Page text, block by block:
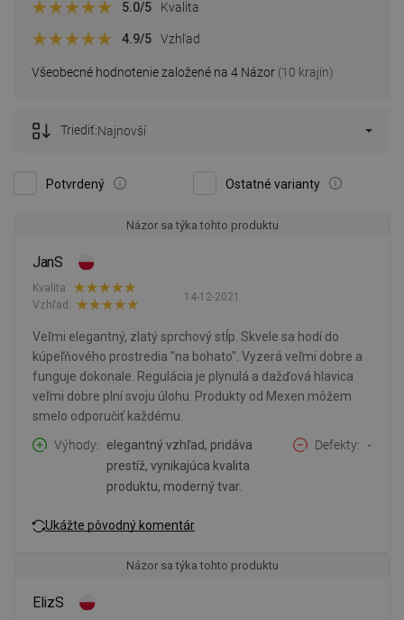
Všeobecné hodnotenie založené na 4 Názor (10 krajín)
5.0/5 Kvalita
4.9/5 Vzhľad
Potvrdený Ostatné varianty
Triediť:Najnovší
Názor sa týka tohto produktu
JanS
14-12-2021
Kvalita:
Vzhľad:
Veľmi elegantný, zlatý sprchový stĺp. Skvele sa hodí do
kúpeľňového prostredia "na bohato". Vyzerá veľmi dobre a
funguje dokonale. Regulácia je plynulá a dažďová hlavica
veľmi dobre plní svoju úlohu. Produkty od Mexen môžem
smelo odporučiť každému.
Výhody
elegantný vzhľad, pridáva
prestíž, vynikajúca kvalita
produktu, moderný tvar.
Defekty -
Ukážte pôvodný komentár
Názor sa týka tohto produktu
ElizS